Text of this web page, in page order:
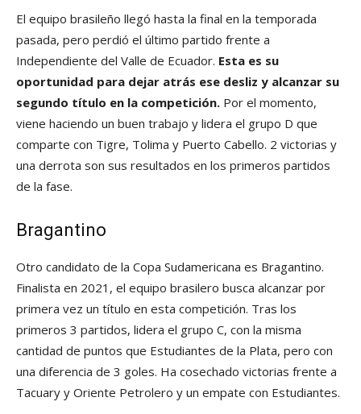
El equipo brasileño llegó hasta la final en la temporada
pasada, pero perdió el último partido frente a
Independiente del Valle de Ecuador. Esta es su
oportunidad para dejar atrás ese desliz y alcanzar su
segundo título en la competición. Por el momento,
viene haciendo un buen trabajo y lidera el grupo D que
comparte con Tigre, Tolima y Puerto Cabello. 2 victorias y
una derrota son sus resultados en los primeros partidos
de la fase.
Bragantino
Otro candidato de la Copa Sudamericana es Bragantino.
Finalista en 2021, el equipo brasilero busca alcanzar por
primera vez un título en esta competición. Tras los
primeros 3 partidos, lidera el grupo C, con la misma
cantidad de puntos que Estudiantes de la Plata, pero con
una diferencia de 3 goles. Ha cosechado victorias frente a
Tacuary y Oriente Petrolero y un empate con Estudiantes.